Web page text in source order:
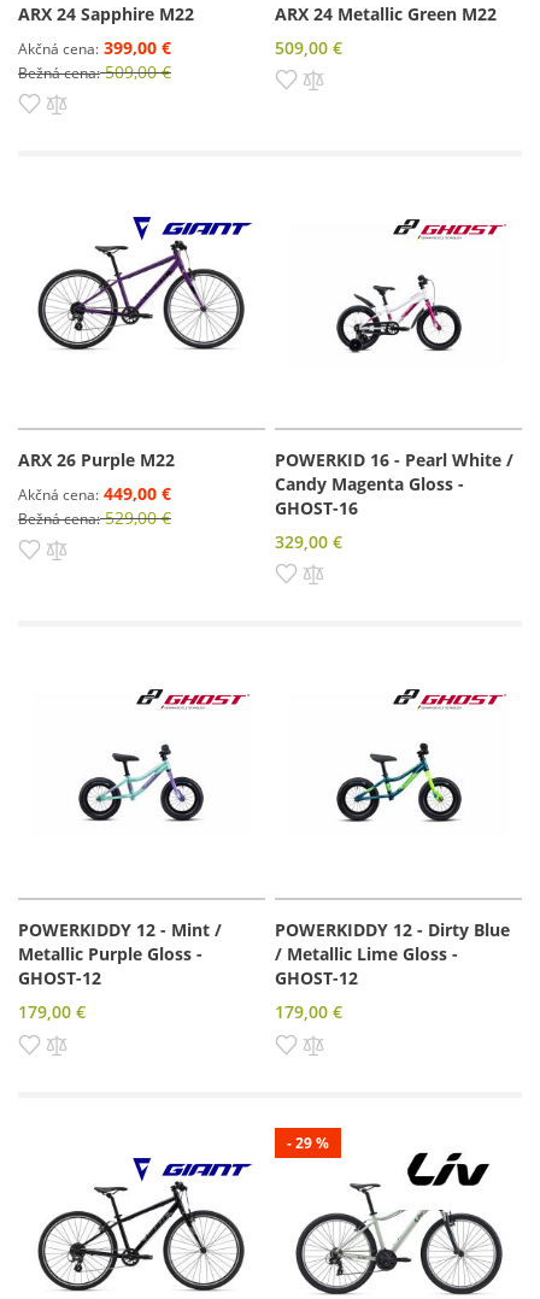
ARX 24 Sapphire M22
Akčná cena 399,00 €
Bežná cena 509,00 €
Pridať do zoznamu prianí
ARX 24 Metallic Green M22
509,00 €
Pridať do zoznamu prianí
ARX 26 Purple M22
Akčná cena 449,00 €
Bežná cena 529,00 €
Pridať do zoznamu prianí
POWERKID 16 - Pearl White /
Candy Magenta Gloss -
GHOST-16
329,00 €
Pridať do zoznamu prianí
POWERKIDDY 12 - Mint /
Metallic Purple Gloss -
GHOST-12
179,00 €
Pridať do zoznamu prianí
POWERKIDDY 12 - Dirty Blue
/ Metallic Lime Gloss -
GHOST-12
179,00 €
Pridať do zoznamu prianí
- 29 %